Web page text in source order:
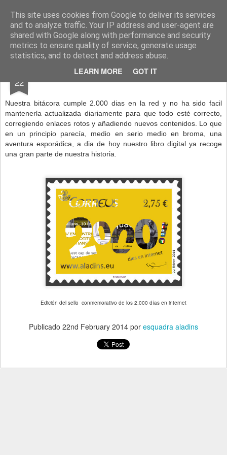
This site uses cookies from Google to deliver its services
and to analyze traffic. Your IP address and user-agent are
shared with Google along with performance and security
metrics to ensure quality of service, generate usage
statistics, and to detect and address abuse.
LEARN MORE GOT IT
esquadra aladins
22 2.000 DÍAS
Nuestra bitácora cumple 2.000 dias en la red y no ha sido facil
mantenerla actualizada diariamente para que todo esté correcto,
corregiendo enlaces rotos y añadiendo nuevos contenidos. Lo que
en un principio parecía, medio en serio medio en broma, una
aventura esporádica, a dia de hoy nuestro libro digital ya recoge
una gran parte de nuestra historia.
Edición del sello conmemorativo de los 2.000 días en internet
Publicado 22nd February 2014 por esquadra aladins